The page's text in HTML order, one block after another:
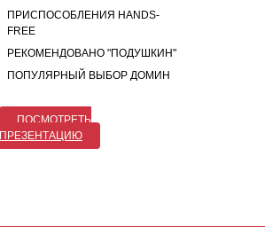
ПРИСПОСОБЛЕНИЯ HANDS-
FREE
РЕКОМЕНДОВАНО "ПОДУШКИН"
ПОПУЛЯРНЫЙ ВЫБОР ДОМИН
ПОСМОТРЕТЬ
ПРЕЗЕНТАЦИЮ